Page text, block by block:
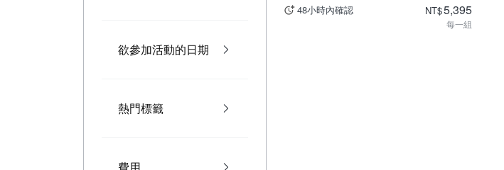
欲參加活動的日期
熱門標籤
48小時內確認 NT$5,395
每一組